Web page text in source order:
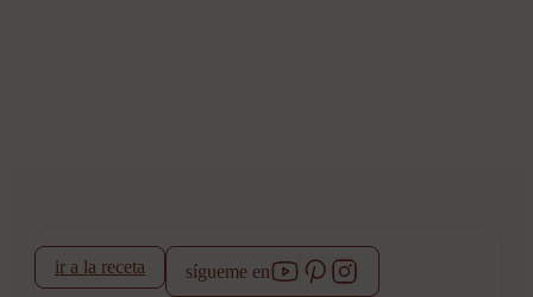
ir a la receta sígueme en